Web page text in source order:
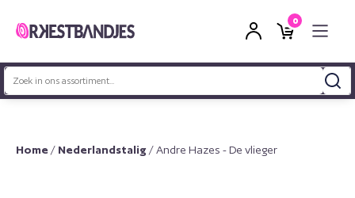
0
Zoeken
naar:
Home / Nederlandstalig / Andre Hazes - De vlieger